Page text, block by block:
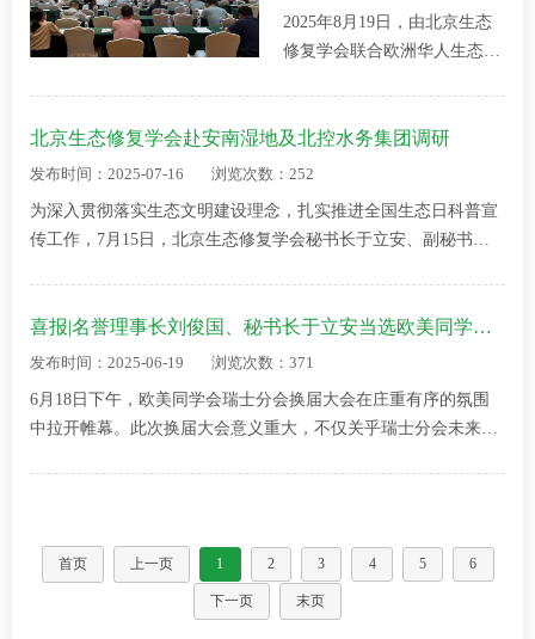
上线下相结合的方式，共…
2025年8月19日，由北京生态
修复学会联合欧洲华人生态环
海润艾丽华酒店成功举办。本
次会议以“生态修复科技前沿
题，采用“线下线…
北京生态修复学会赴安南湿地及北控水务集团调研
发布时间：2025-07-16 浏览次数：252
为深入贯彻落实生态文明建设理念，扎实推进全国生态日科普宣
传工作，7月15日，北京生态修复学会秘书长于立安、副秘书长
喜报|名誉理事长刘俊国、秘书长于立安当选欧美同学会瑞士分会副会长
发布时间：2025-06-19 浏览次数：371
6月18日下午，欧美同学会瑞士分会换届大会在庄重有序的氛围
中拉开帷幕。此次换届大会意义重大，不仅关乎瑞士分会未来的
首页 上一页 1 2 3 4 5 6
下一页 末页